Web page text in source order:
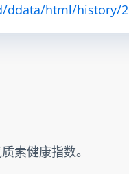
html/history/
素健康指数。